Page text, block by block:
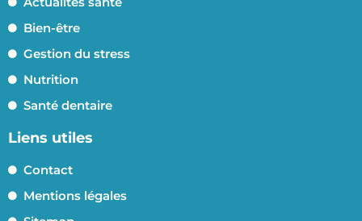
Bien-être
Gestion du stress
Nutrition
Santé dentaire
Liens utiles
Contact
Mentions légales